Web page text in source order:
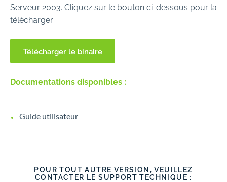
Serveur 2003. Cliquez sur le bouton ci-dessous pour la
télécharger.
Télécharger le binaire
Documentations disponibles :
Guide utilisateur
POUR TOUT AUTRE VERSION, VEUILLEZ
CONTACTER LE SUPPORT TECHNIQUE :